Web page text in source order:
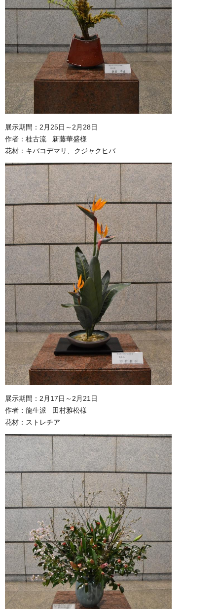
展示期間：2月25日～2月28日
作者：桂古流 新藤華盛様
花材：キバコデマリ、クジャクヒバ
展示期間：2月17日～2月21日
作者：龍生派 田村雅松様
花材：ストレチア